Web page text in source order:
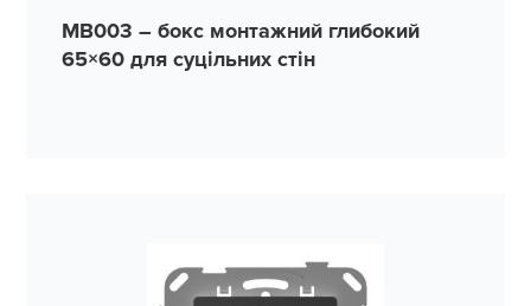
MB003 – бокс монтажний глибокий
65×60 для суцільних стін